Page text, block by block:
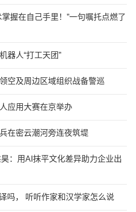
握在自己手里！”一句嘱托点燃了
器人“打工天团”
空及周边区域组织战备警巡
应用大赛在京举办
在密云潮河旁连夜筑堤
：用AI抹平文化差异助力企业出
吗， 听听作家和汉学家怎么说